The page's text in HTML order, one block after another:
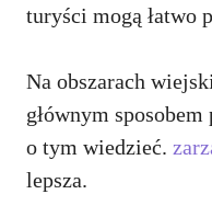
turyści mogą łatwo
Na obszarach
głównym
o tym wiedzieć.
lepsza.